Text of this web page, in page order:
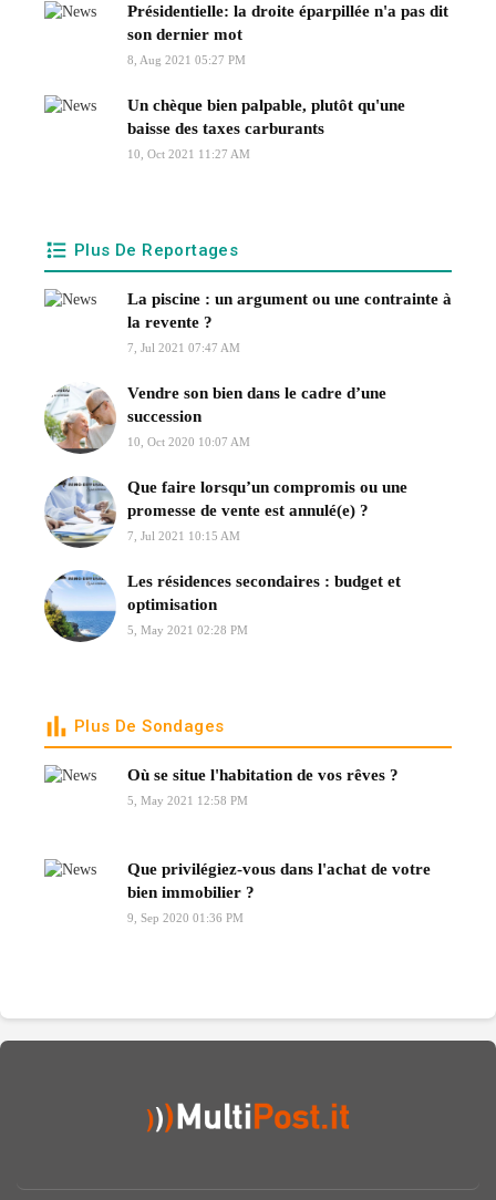
Présidentielle: la droite éparpillée n'a pas dit
son dernier mot
8, Aug 2021 05:27 PM
Un chèque bien palpable, plutôt qu'une
baisse des taxes carburants
10, Oct 2021 11:27 AM
Plus De Reportages
La piscine : un argument ou une contrainte à
la revente ?
7, Jul 2021 07:47 AM
Vendre son bien dans le cadre d’une
succession
10, Oct 2020 10:07 AM
Que faire lorsqu’un compromis ou une
promesse de vente est annulé(e) ?
7, Jul 2021 10:15 AM
Les résidences secondaires : budget et
optimisation
5, May 2021 02:28 PM
Plus De Sondages
Où se situe l'habitation de vos rêves ?
5, May 2021 12:58 PM
Que privilégiez-vous dans l'achat de votre
bien immobilier ?
9, Sep 2020 01:36 PM